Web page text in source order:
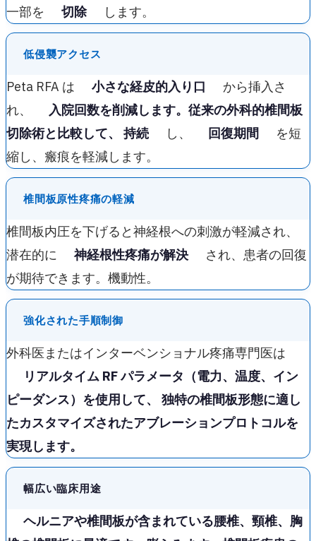
一部を
切除 します。
低侵襲アクセス
Peta RFA は 小さな経皮的入り口
から挿入さ
れ、
入院回数を削減します。従来の外科的椎間板
切除術と比較して、 持続
し、 回復期間
を短
縮し、瘢痕を軽減します。
椎間板原性疼痛の軽減
椎間板内圧を下げると神経根への刺激が軽減され、
潜在的に
神経根性疼痛が解決
され、患者の回復
が期待できます。機動性。
強化された手順制御
外科医またはインターベンショナル疼痛専門医は
リアルタイム RF パラメータ（電力、温度、イン
ピーダンス）を使用して、 独特の椎間板形態に適し
たカスタマイズされたアブレーションプロトコルを
実現します。
幅広い臨床用途
ヘルニアや椎間板が含まれている腰椎、頸椎、胸